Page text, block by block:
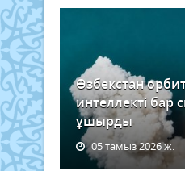
Өзбекстан
интеллекті бар
ұшырды
05 тамыз 2026 ж.